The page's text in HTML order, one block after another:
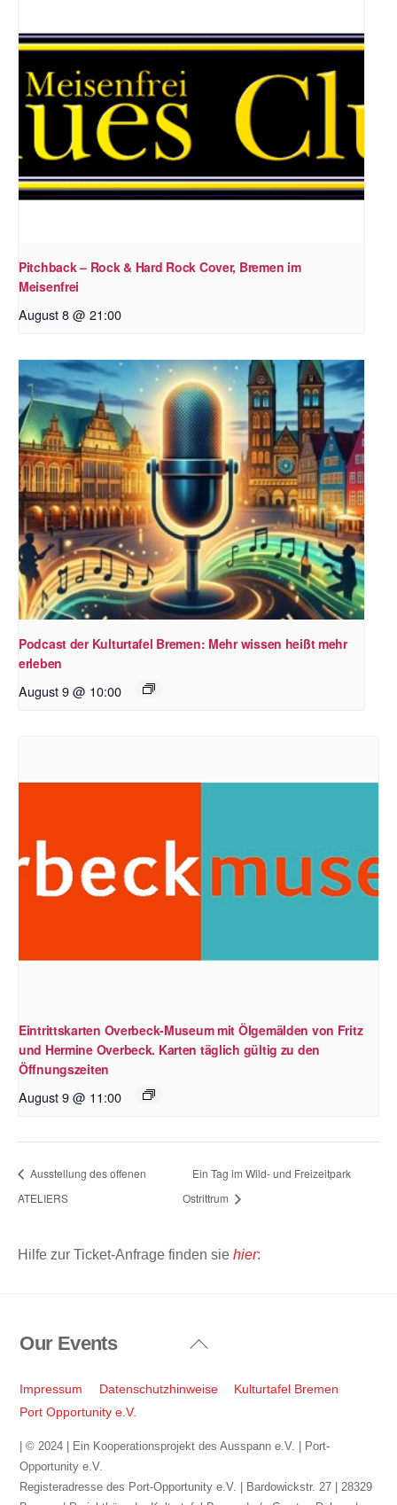
Pitchback – Rock & Hard Rock Cover, Bremen im
Meisenfrei
August 8 @ 21:00
Podcast der Kulturtafel Bremen: Mehr wissen heißt mehr
erleben
August 9 @ 10:00
Eintrittskarten Overbeck-Museum mit Ölgemälden von Fritz
und Hermine Overbeck. Karten täglich gültig zu den
Öffnungszeiten
August 9 @ 11:00
Ausstellung des offenen
ATELIERS
Ein Tag im Wild- und Freizeitpark
Ostrittrum
Hilfe zur Ticket-Anfrage finden sie hier:
Back
Top
Our Events
Impressum Datenschutzhinweise
Kulturtafel Bremen
Port Opportunity e.V.
| © 2024 | Ein Kooperationsprojekt des Ausspann e.V. | Port-
Opportunity e.V.
Registeradresse des Port-Opportunity e.V. | Bardowickstr. 27 | 28329